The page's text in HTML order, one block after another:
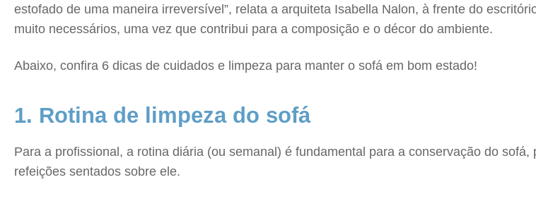
estofado de uma maneira irreversível”, relata a arquiteta Isabella Nalon, à frente do
muito necessários, uma vez que contribui para a composição e o décor do ambiente.
Abaixo, confira 6 dicas de cuidados e limpeza para manter o sofá em bom estado!
1. Rotina de limpeza do sofá
Para a profissional, a rotina diária (ou semanal) é fundamental para a conservação do
refeições sentados sobre ele.